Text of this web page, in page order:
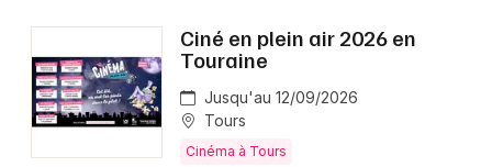
Soirées
Sorties famille
Toulouse
Ciné en plein air 2026 en
Touraine
Jusqu'au 12/09/2026
Tours
Cinéma à Tours